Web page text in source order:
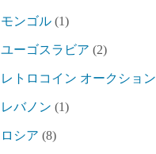
モンゴル (1)
ユーゴスラビア (2)
レトロコイン オークション
レバノン (1)
ロシア (8)